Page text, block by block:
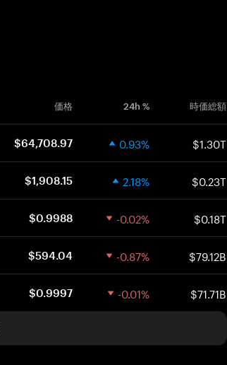
価格 24h % 時価総額
$64,708.97 0.93% $1.30T
$1,908.15 2.18% $0.23T
$0.9988 -0.02% $0.18T
$594.04 -0.87% $79.12B
$0.9997 -0.01% $71.71B